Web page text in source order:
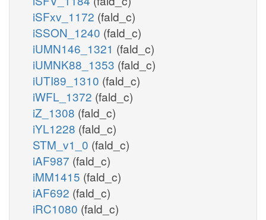
iSFxv_1172 (fald_c)
iSSON_1240 (fald_c)
iUMN146_1321 (fald_c)
iUMNK88_1353 (fald_c)
iUTI89_1310 (fald_c)
iWFL_1372 (fald_c)
iZ_1308 (fald_c)
iYL1228 (fald_c)
STM_v1_0 (fald_c)
iAF987 (fald_c)
iMM1415 (fald_c)
iAF692 (fald_c)
iRC1080 (fald_c)